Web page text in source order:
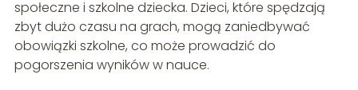
społeczne i szkolne dziecka. Dzieci, które spędzają
zbyt dużo czasu na grach, mogą zaniedbywać
obowiązki szkolne, co może prowadzić do
pogorszenia wyników w nauce.